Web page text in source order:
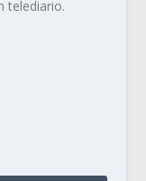
telediario.